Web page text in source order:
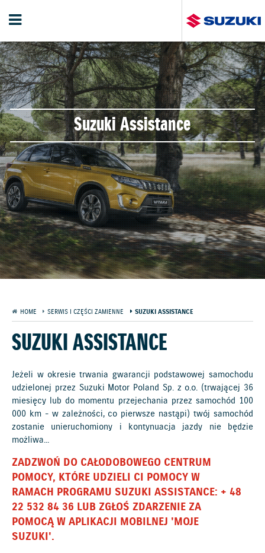
Suzuki Assistance
HOME SERWIS I CZĘŚCI ZAMIENNE SUZUKI ASSISTANCE
SUZUKI ASSISTANCE
Jeżeli w okresie trwania gwarancji podstawowej samochodu
udzielonej przez Suzuki Motor Poland Sp. z o.o. (trwającej 36
miesięcy lub do momentu przejechania przez samochód 100
000 km - w zależności, co pierwsze nastąpi) twój samochód
zostanie unieruchomiony i kontynuacja jazdy nie będzie
możliwa...
ZADZWOŃ DO CAŁODOBOWEGO CENTRUM
POMOCY, KTÓRE UDZIELI CI POMOCY W
RAMACH PROGRAMU SUZUKI ASSISTANCE: + 48
22 532 84 36 LUB ZGŁOŚ ZDARZENIE ZA
POMOCĄ W APLIKACJI MOBILNEJ 'MOJE
SUZUKI'.